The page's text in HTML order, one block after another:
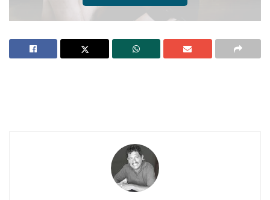
Ahuacatlán celebrá el día de Reyes con rosca y